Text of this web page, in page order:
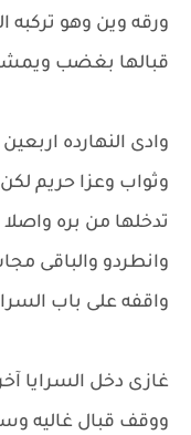
ورقه وين وهو
قبالها بغضب
وادى النهارده
وثواب وعزا حريم
تدخلها من بره
وانطردو والباقى
واقفه على باب
غازى دخل السرايا
ووقف قبال غاليه